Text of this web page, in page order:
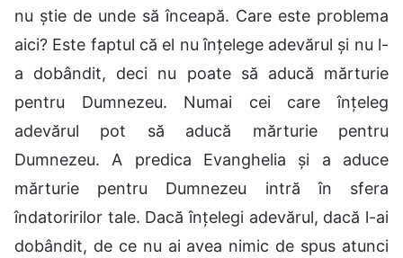
nu știe de unde să înceapă. Care este problema
aici? Este faptul că el nu înțelege adevărul și nu l-
a dobândit, deci nu poate să aducă mărturie
pentru Dumnezeu. Numai cei care înțeleg
adevărul pot să aducă mărturie pentru
Dumnezeu. A predica Evanghelia și a aduce
mărturie pentru Dumnezeu intră în sfera
îndatoririlor tale. Dacă înțelegi adevărul, dacă l-ai
dobândit, de ce nu ai avea nimic de spus atunci